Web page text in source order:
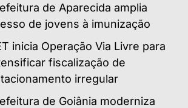
de Aparecida amplia
de jovens à imunização
inicia Operação Via Livre para
fiscalização de
irregular
de Goiânia moderniza